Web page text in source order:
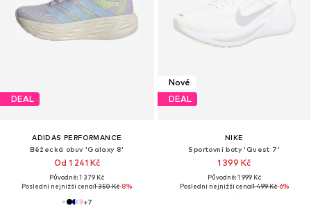
DEAL
ADIDAS PERFORMANCE
Běžecká obuv 'Galaxy 8'
Od 1 241 Kč
Původně: 1 379 Kč
Poslední nejnižší cena:1 350 Kč-8%
+7
Nové
DEAL
NIKE
Sportovní boty 'Quest 7'
1 399 Kč
Původně: 1 999 Kč
Poslední nejnižší cena:1 499 Kč-6%